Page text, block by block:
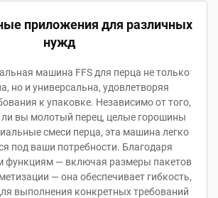
приложения для различных
нужд
машина FFS для перца не только
но и универсальна, удовлетворяя
к упаковке. Независимо от того,
ли вы молотый перец, целые горошины
смеси перца, эта машина легко
под ваши потребности. Благодаря
функциям — включая размеры пакетов
— она обеспечивает гибкость,
выполнения конкретных требований